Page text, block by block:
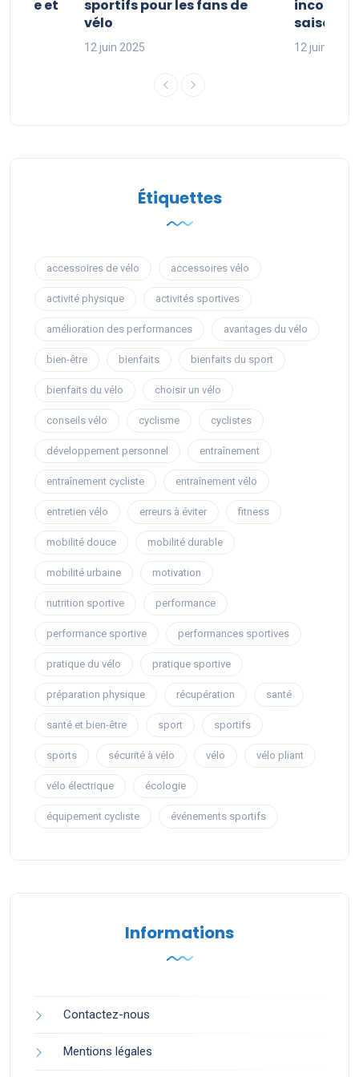
et
sportifs pour les fans de
vélo
12 juin 2025
saison
12 juin 2025
Étiquettes
accessoires de vélo accessoires vélo
activité physique activités sportives
amélioration des performances avantages du vélo
bien-être bienfaits bienfaits du sport
bienfaits du vélo choisir un vélo
conseils vélo cyclisme cyclistes
développement personnel entraînement
entraînement cycliste entraînement vélo
entretien vélo erreurs à éviter fitness
mobilité douce mobilité durable
mobilité urbaine motivation
nutrition sportive performance
performance sportive performances sportives
pratique du vélo pratique sportive
préparation physique récupération santé
santé et bien-être sport sportifs
sports sécurité à vélo vélo vélo pliant
vélo électrique écologie
équipement cycliste événements sportifs
Informations
Contactez-nous
Mentions légales